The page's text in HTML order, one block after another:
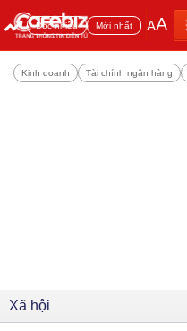
Đọc nhiều Mới nhất AA
Kinh doanh Tài chính ngân hàng
Xã hội